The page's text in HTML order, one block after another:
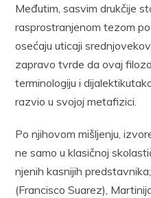
Međutim, sasvim drukčije
rasprostranjenom tezom
osećaju uticaji
zapravo tvrde da ovaj
terminologiju i
razvio u svojoj metafizici.
Po njihovom mišljenju,
ne samo u klasičnoj
njenih kasnijih
(Francisco Suarez),